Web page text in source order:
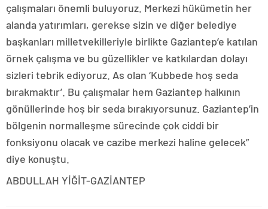
çalışmaları önemli buluyoruz. Merkezi hükümetin her
alanda yatırımları, gerekse sizin ve diğer belediye
başkanları milletvekilleriyle birlikte Gaziantep’e katılan
örnek çalışma ve bu güzellikler ve katkılardan dolayı
sizleri tebrik ediyoruz. As olan ‘Kubbede hoş seda
bırakmaktır’. Bu çalışmalar hem Gaziantep halkının
gönüllerinde hoş bir seda bırakıyorsunuz. Gaziantep’in
bölgenin normalleşme sürecinde çok ciddi bir
fonksiyonu olacak ve cazibe merkezi haline gelecek”
diye konuştu.
ABDULLAH YİĞİT-GAZİANTEP